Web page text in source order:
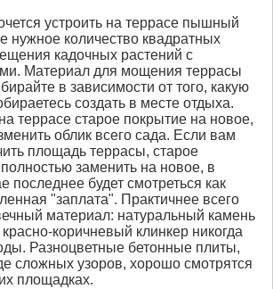
устроить на террасе пышный
нужное количество квадратных
кадочных растений с
Материал для мощения террасы
в зависимости от того, какую
создать в месте отдыха.
террасе старое покрытие на новое,
облик всего сада. Если вам
площадь террасы, старое
заменить на новое, в
последнее будет смотреться как
"заплата". Практичнее всего
материал: натуральный камень
коричневый клинкер никогда
Разноцветные бетонные плиты,
сложных узоров, хорошо смотрятся
площадках.